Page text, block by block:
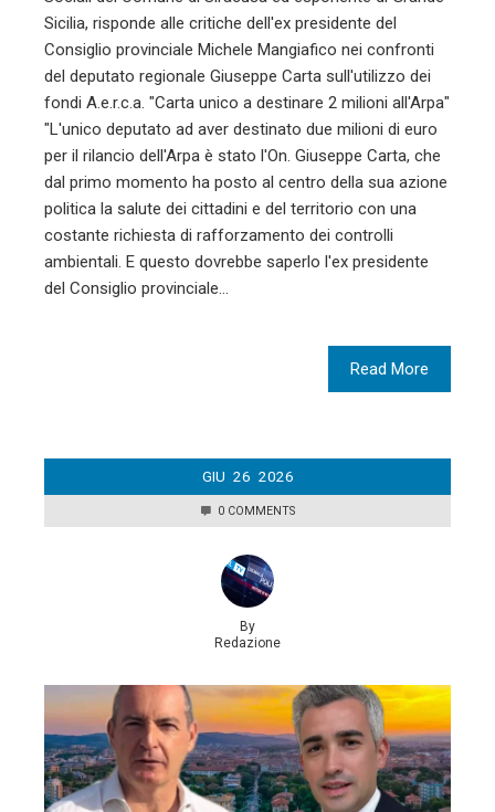
Sicilia, risponde alle critiche dell'ex presidente del
Consiglio provinciale Michele Mangiafico nei confronti
del deputato regionale Giuseppe Carta sull'utilizzo dei
fondi A.e.r.c.a. "Carta unico a destinare 2 milioni all'Arpa"
"L'unico deputato ad aver destinato due milioni di euro
per il rilancio dell'Arpa è stato l'On. Giuseppe Carta, che
dal primo momento ha posto al centro della sua azione
politica la salute dei cittadini e del territorio con una
costante richiesta di rafforzamento dei controlli
ambientali. E questo dovrebbe saperlo l'ex presidente
del Consiglio provinciale…
Read More
GIU 26 2026
0 COMMENTS
By
Redazione